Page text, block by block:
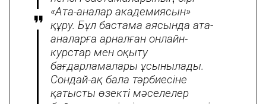
«Ата-аналар академиясын»
құру. Бұл бастама аясында ата-
аналарға арналған онлайн-
курстар мен оқыту
бағдарламалары ұсынылады.
Сондай-ақ бала тәрбиесіне
қатысты өзекті мәселелер